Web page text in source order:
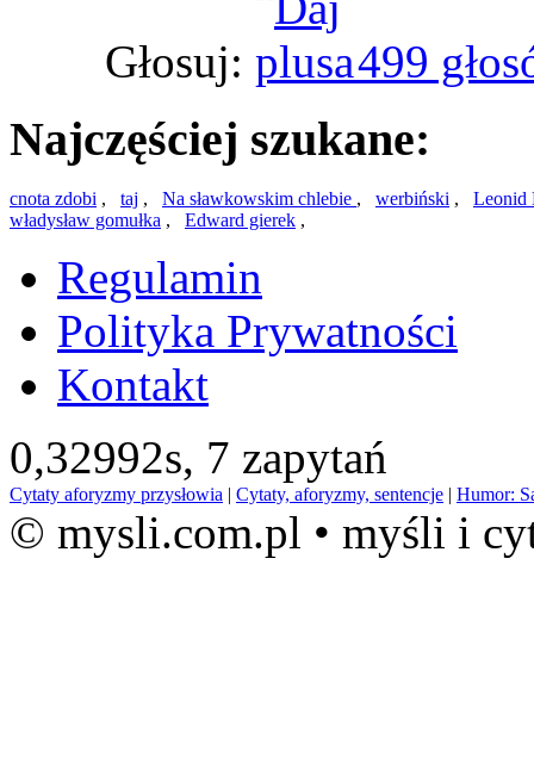
Głosuj: 499
Najczęściej szukane:
cnota zdobi , taj , Na sławkowskim chlebie , werbiński , Leonid
władysław gomułka , Edward gierek ,
Regulamin
Polityka Prywatności
Kontakt
0,32992s, 7 zapytań
Cytaty aforyzmy przysłowia | Cytaty, aforyzmy, sentencje | Humor:
© mysli.com.pl • myśli i